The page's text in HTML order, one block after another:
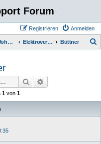
Forum
Anmelden
Registrieren
Technik Wohnmobil Elektroversorgung Büttner
Suche
1 von 1